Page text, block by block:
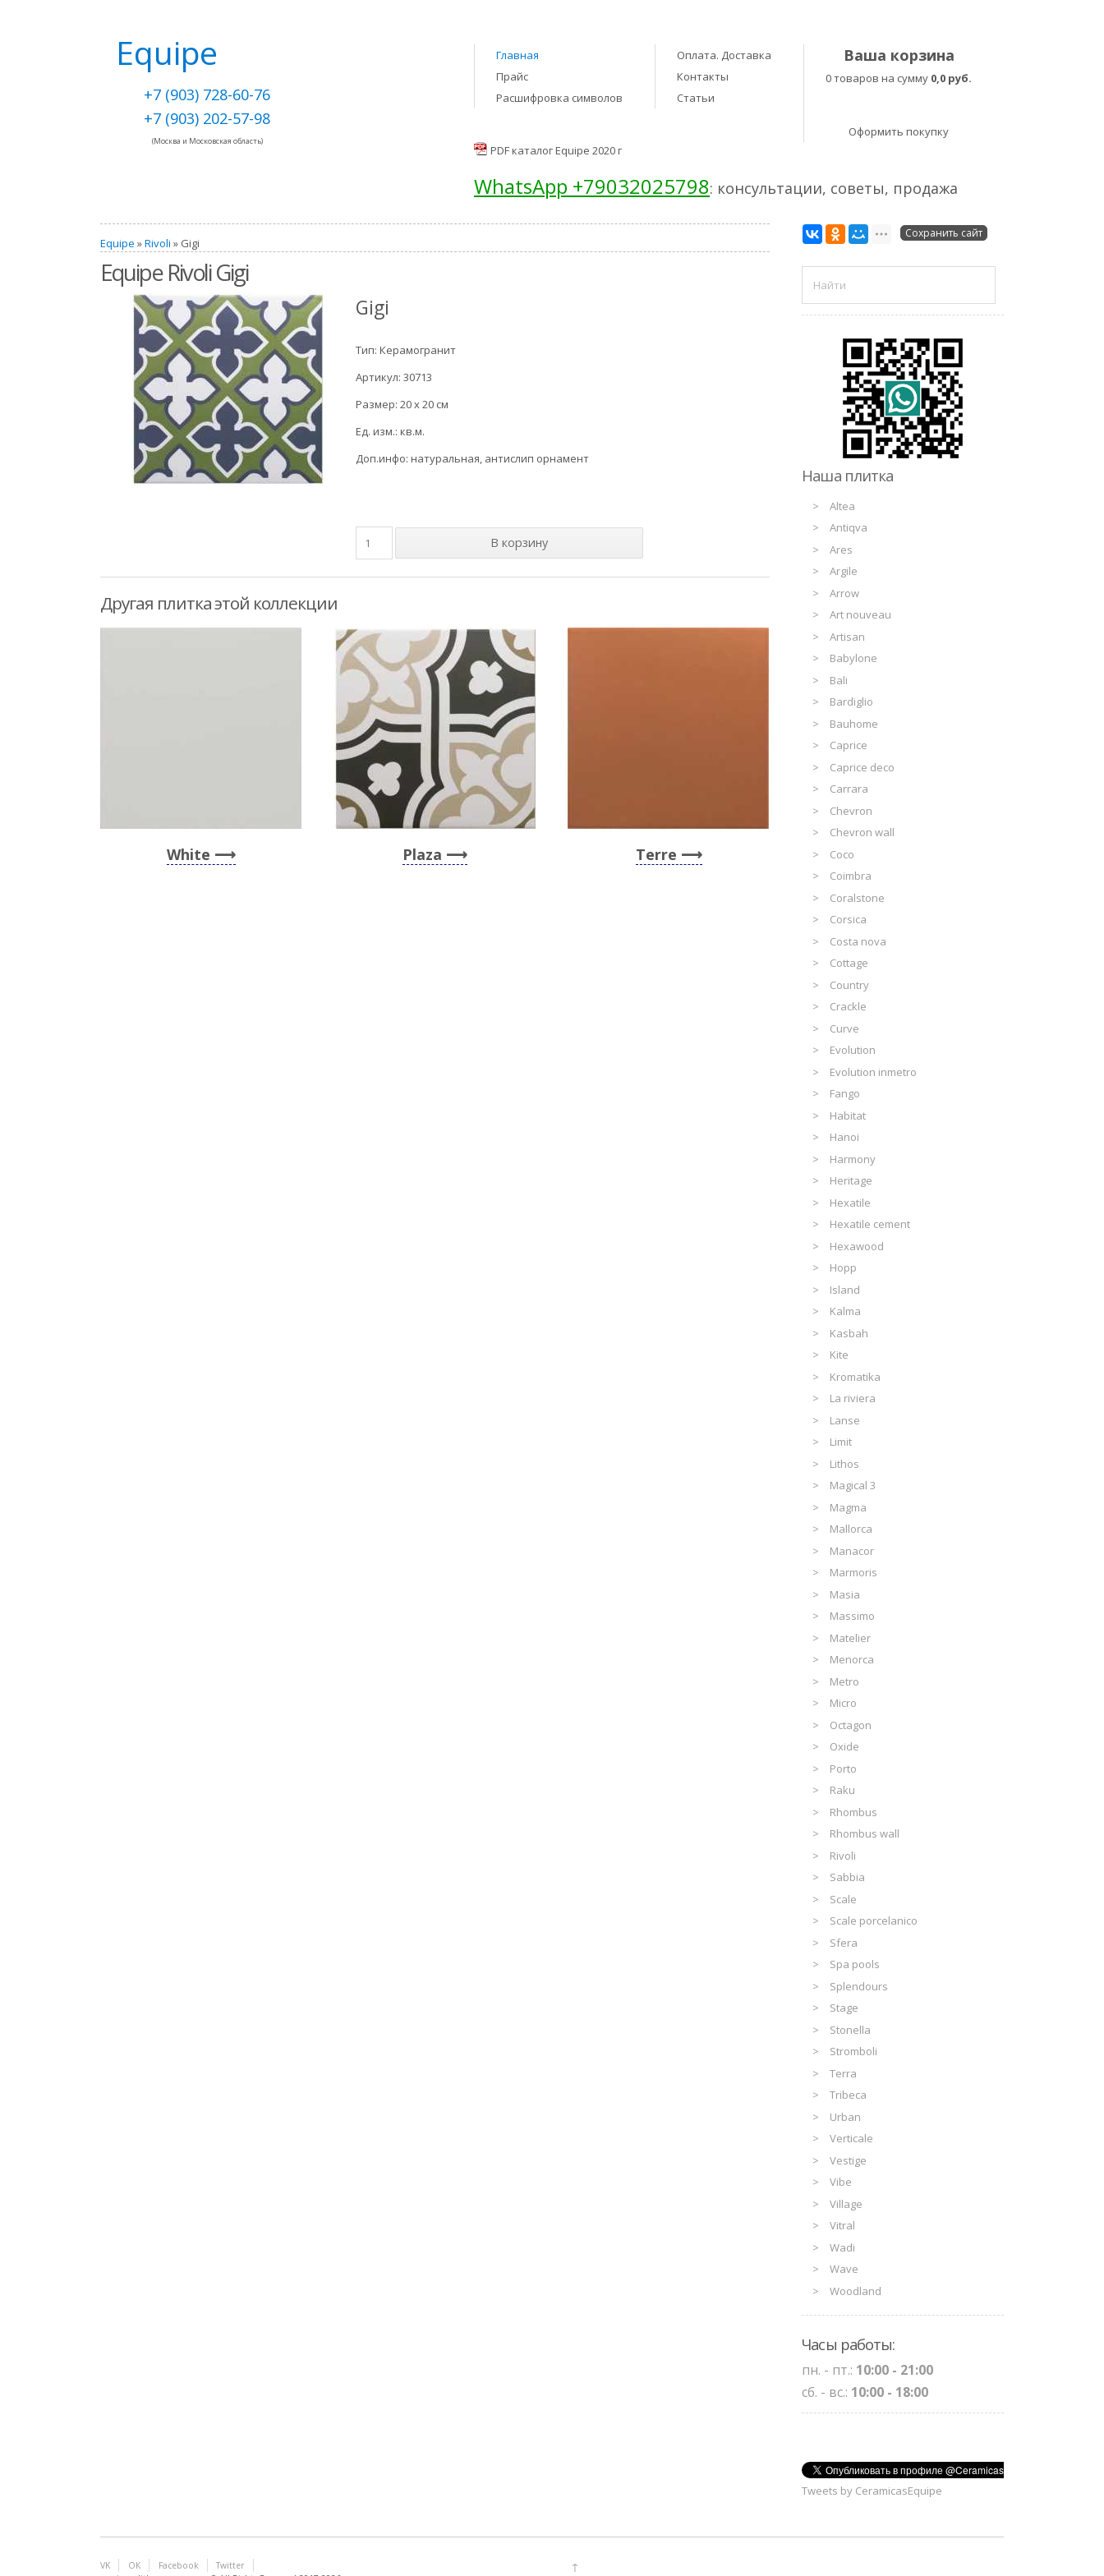
Equipe
+7 (903) 728-60-76
+7 (903) 202-57-98
(Москва и Московская область)
Главная
Прайс
Расшифровка символов
Оплата. Доставка
Контакты
Статьи
Ваша корзина
0 товаров на сумму 0,0 руб.
Оформить покупку
PDF каталог Equipe 2020 г
WhatsApp +79032025798: консультации, советы, продажа
Equipe »Rivoli » Gigi
Equipe Rivoli Gigi
Gigi
Тип: Керамогранит
Артикул: 30713
Размер: 20 x 20 см
Ед. изм.: кв.м.
Доп.инфо: натуральная, антислип орнамент
Другая плитка этой коллекции
White Plaza Terre
Сохранить сайт
Наша плитка
Altea
Antiqva
Ares
Argile
Arrow
Art nouveau
Artisan
Babylone
Bali
Bardiglio
Bauhome
Caprice
Caprice deco
Carrara
Chevron
Chevron wall
Coco
Coimbra
Coralstone
Corsica
Costa nova
Cottage
Country
Crackle
Curve
Evolution
Evolution inmetro
Fango
Habitat
Hanoi
Harmony
Heritage
Hexatile
Hexatile cement
Hexawood
Hopp
Island
Kalma
Kasbah
Kite
Kromatika
La riviera
Lanse
Limit
Lithos
Magical 3
Magma
Mallorca
Manacor
Marmoris
Masia
Massimo
Matelier
Menorca
Metro
Micro
Octagon
Oxide
Porto
Raku
Rhombus
Rhombus wall
Rivoli
Sabbia
Scale
Scale porcelanico
Sfera
Spa pools
Splendours
Stage
Stonella
Stromboli
Terra
Tribeca
Urban
Verticale
Vestige
Vibe
Village
Vitral
Wadi
Wave
Woodland
Часы работы:
пн. - пт.: 10:00 - 21:00
сб. - вс.: 10:00 - 18:00
Tweets by CeramicasEquipe
VK ОК Facebook
Twitter
↑